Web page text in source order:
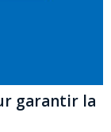
garantir la